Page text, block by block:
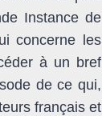
Instance de
concerne les
à un bref
de ce qui,
français et